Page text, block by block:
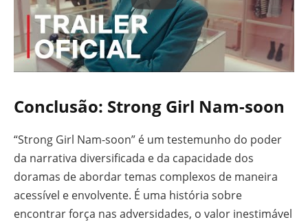
Conclusão: Strong Girl Nam-soon
“Strong Girl Nam-soon” é um testemunho do poder
da narrativa diversificada e da capacidade dos
doramas de abordar temas complexos de maneira
acessível e envolvente. É uma história sobre
encontrar força nas adversidades, o valor inestimável